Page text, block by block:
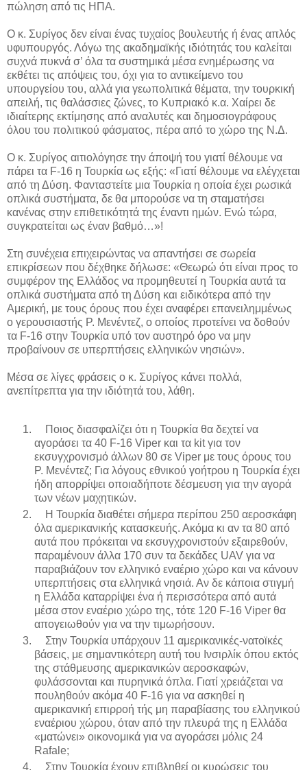
πώληση από τις ΗΠΑ.
Ο κ. Συρίγος δεν είναι ένας τυχαίος βουλευτής ή ένας απλός
υφυπουργός. Λόγω της ακαδημαϊκής ιδιότητάς του καλείται
συχνά πυκνά σ’ όλα τα συστημικά μέσα ενημέρωσης να
εκθέτει τις απόψεις του, όχι για το αντικείμενο του
υπουργείου του, αλλά για γεωπολιτικά θέματα, την τουρκική
απειλή, τις θαλάσσιες ζώνες, το Κυπριακό κ.α. Χαίρει δε
ιδιαίτερης εκτίμησης από αναλυτές και δημοσιογράφους
όλου του πολιτικού φάσματος, πέρα από το χώρο της Ν.Δ.
Ο κ. Συρίγος αιτιολόγησε την άποψή του γιατί θέλουμε να
πάρει τα F-16 η Τουρκία ως εξής: «Γιατί θέλουμε να ελέγχεται
από τη Δύση. Φανταστείτε μια Τουρκία η οποία έχει ρωσικά
οπλικά συστήματα, δε θα μπορούσε να τη σταματήσει
κανένας στην επιθετικότητά της έναντι ημών. Ενώ τώρα,
συγκρατείται ως έναν βαθμό…»!
Στη συνέχεια επιχειρώντας να απαντήσει σε σωρεία
επικρίσεων που δέχθηκε δήλωσε: «Θεωρώ ότι είναι προς το
συμφέρον της Ελλάδος να προμηθευτεί η Τουρκία αυτά τα
οπλικά συστήματα από τη Δύση και ειδικότερα από την
Αμερική, με τους όρους που έχει αναφέρει επανειλημμένως
ο γερουσιαστής Ρ. Μενέντεζ, ο οποίος προτείνει να δοθούν
τα F-16 στην Τουρκία υπό τον αυστηρό όρο να μην
προβαίνουν σε υπερπτήσεις ελληνικών νησιών».
Μέσα σε λίγες φράσεις ο κ. Συρίγος κάνει πολλά,
ανεπίτρεπτα για την ιδιότητά του, λάθη.
Ποιος διασφαλίζει ότι η Τουρκία θα δεχτεί να
αγοράσει τα 40 F-16 Viper και τα kit για τον
εκσυγχρονισμό άλλων 80 σε Viper με τους όρους του
Ρ. Μενέντεζ; Για λόγους εθνικού γοήτρου η Τουρκία έχει
ήδη απορρίψει οποιαδήποτε δέσμευση για την αγορά
των νέων μαχητικών.
Η Τουρκία διαθέτει σήμερα περίπου 250 αεροσκάφη
όλα αμερικανικής κατασκευής. Ακόμα κι αν τα 80 από
αυτά που πρόκειται να εκσυγχρονιστούν εξαιρεθούν,
παραμένουν άλλα 170 συν τα δεκάδες UAV για να
παραβιάζουν τον ελληνικό εναέριο χώρο και να κάνουν
υπερπτήσεις στα ελληνικά νησιά. Αν δε κάποια στιγμή
η Ελλάδα καταρρίψει ένα ή περισσότερα από αυτά
μέσα στον εναέριο χώρο της, τότε 120 F-16 Viper θα
απογειωθούν για να την τιμωρήσουν.
Στην Τουρκία υπάρχουν 11 αμερικανικές-νατοϊκές
βάσεις, με σημαντικότερη αυτή του Ινσιρλίκ όπου εκτός
της στάθμευσης αμερικανικών αεροσκαφών,
φυλάσσονται και πυρηνικά όπλα. Γιατί χρειάζεται να
πουληθούν ακόμα 40 F-16 για να ασκηθεί η
αμερικανική επιρροή τής μη παραβίασης του ελληνικού
εναέριου χώρου, όταν από την πλευρά της η Ελλάδα
«ματώνει» οικονομικά για να αγοράσει μόλις 24
Rafale;
Στην Τουρκία έχουν επιβληθεί οι κυρώσεις του